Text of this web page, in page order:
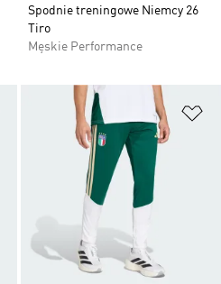
Spodnie treningowe Niemcy 26
Tiro
Męskie Performance
Dodaj do listy życzeń